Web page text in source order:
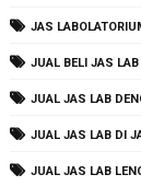
JAS
JUAL BELI JAS LAB
JUAL JAS LAB
JUAL JAS LAB DI
JUAL JAS LAB